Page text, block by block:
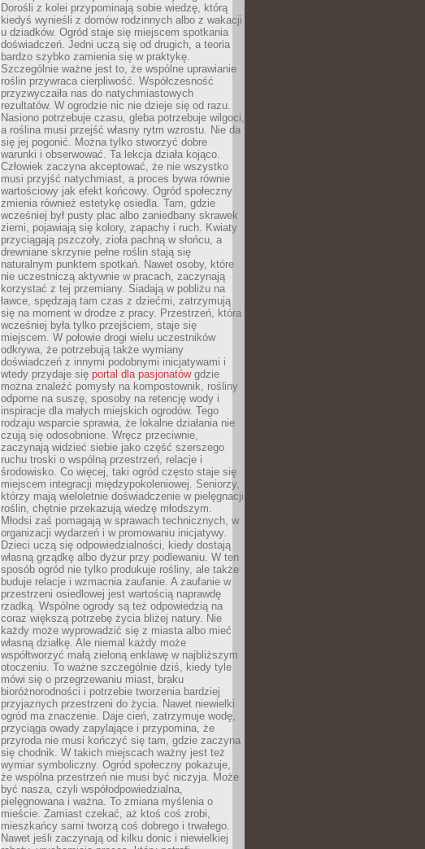
Dorośli z kolei przypominają sobie wiedzę, którą
kiedyś wynieśli z domów rodzinnych albo z wakacji
u dziadków. Ogród staje się miejscem spotkania
doświadczeń. Jedni uczą się od drugich, a teoria
bardzo szybko zamienia się w praktykę.
Szczególnie ważne jest to, że wspólne uprawianie
roślin przywraca cierpliwość. Współczesność
przyzwyczaiła nas do natychmiastowych
rezultatów. W ogrodzie nic nie dzieje się od razu.
Nasiono potrzebuje czasu, gleba potrzebuje wilgoci,
a roślina musi przejść własny rytm wzrostu. Nie da
się jej pogonić. Można tylko stworzyć dobre
warunki i obserwować. Ta lekcja działa kojąco.
Człowiek zaczyna akceptować, że nie wszystko
musi przyjść natychmiast, a proces bywa równie
wartościowy jak efekt końcowy. Ogród społeczny
zmienia również estetykę osiedla. Tam, gdzie
wcześniej był pusty plac albo zaniedbany skrawek
ziemi, pojawiają się kolory, zapachy i ruch. Kwiaty
przyciągają pszczoły, zioła pachną w słońcu, a
drewniane skrzynie pełne roślin stają się
naturalnym punktem spotkań. Nawet osoby, które
nie uczestniczą aktywnie w pracach, zaczynają
korzystać z tej przemiany. Siadają w pobliżu na
ławce, spędzają tam czas z dziećmi, zatrzymują
się na moment w drodze z pracy. Przestrzeń, która
wcześniej była tylko przejściem, staje się
miejscem. W połowie drogi wielu uczestników
odkrywa, że potrzebują także wymiany
doświadczeń z innymi podobnymi inicjatywami i
wtedy przydaje się portal dla pasjonatówgdzie
można znaleźć pomysły na kompostownik, rośliny
odporne na suszę, sposoby na retencję wody i
inspiracje dla małych miejskich ogrodów. Tego
rodzaju wsparcie sprawia, że lokalne działania nie
czują się odosobnione. Wręcz przeciwnie,
zaczynają widzieć siebie jako część szerszego
ruchu troski o wspólną przestrzeń, relacje i
środowisko. Co więcej, taki ogród często staje się
miejscem integracji międzypokoleniowej. Seniorzy,
którzy mają wieloletnie doświadczenie w pielęgnacji
roślin, chętnie przekazują wiedzę młodszym.
Młodsi zaś pomagają w sprawach technicznych, w
organizacji wydarzeń i w promowaniu inicjatywy.
Dzieci uczą się odpowiedzialności, kiedy dostają
własną grządkę albo dyżur przy podlewaniu. W ten
sposób ogród nie tylko produkuje rośliny, ale także
buduje relacje i wzmacnia zaufanie. A zaufanie w
przestrzeni osiedlowej jest wartością naprawdę
rzadką. Wspólne ogrody są też odpowiedzią na
coraz większą potrzebę życia bliżej natury. Nie
każdy może wyprowadzić się z miasta albo mieć
własną działkę. Ale niemal każdy może
współtworzyć małą zieloną enklawę w najbliższym
otoczeniu. To ważne szczególnie dziś, kiedy tyle
mówi się o przegrzewaniu miast, braku
bioróżnorodności i potrzebie tworzenia bardziej
przyjaznych przestrzeni do życia. Nawet niewielki
ogród ma znaczenie. Daje cień, zatrzymuje wodę,
przyciąga owady zapylające i przypomina, że
przyroda nie musi kończyć się tam, gdzie zaczyna
się chodnik. W takich miejscach ważny jest też
wymiar symboliczny. Ogród społeczny pokazuje,
że wspólna przestrzeń nie musi być niczyja. Może
być nasza, czyli współodpowiedzialna,
pielęgnowana i ważna. To zmiana myślenia o
mieście. Zamiast czekać, aż ktoś coś zrobi,
mieszkańcy sami tworzą coś dobrego i trwałego.
Nawet jeśli zaczynają od kilku donic i niewielkiej